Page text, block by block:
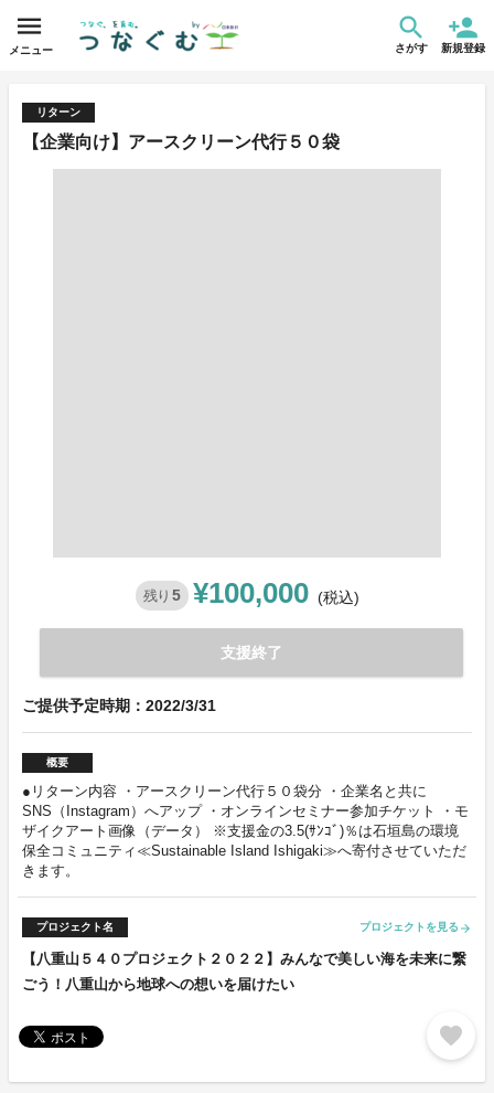
メニュー さがす 新規登録
リターン
【企業向け】アースクリーン代行５０袋
残り 5 ¥100,000 (税込)
支援終了
ご提供予定時期：2022/3/31
概要
●リターン内容 ・アースクリーン代行５０袋分 ・企業名と共に
SNS（Instagram）へアップ ・オンラインセミナー参加チケット ・モ
ザイクアート画像（データ） ※支援金の3.5(ｻﾝｺﾞ)％は石垣島の環境
保全コミュニティ≪Sustainable Island Ishigaki≫へ寄付させていただ
きます。
プロジェクト名 プロジェクトを見る arrow_forward
【八重山５４０プロジェクト２０２２】みんなで美しい海を未来に繋
ごう！八重山から地球への想いを届けたい
favorite